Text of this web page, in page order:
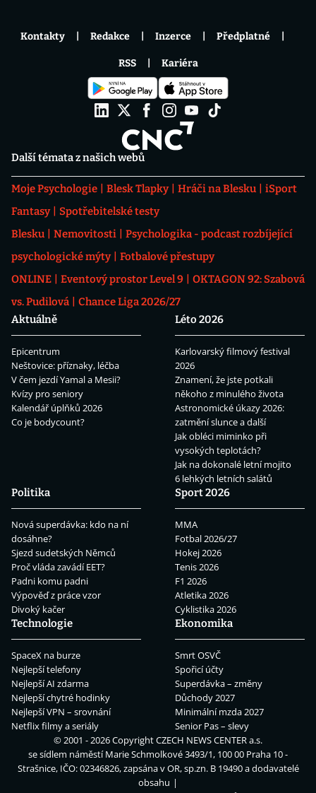
Další témata z našich webů
Moje Psychologie Blesk Tlapky Hráči na Blesku
iSport
Fantasy
Spotřebitelské testy
Blesku
Nemovitosti
Psychologika - podcast rozbíjející
psychologické mýty
Fotbalové přestupy
ONLINE
Eventový prostor Level 9
OKTAGON 92: Szabová
vs. Pudilová
Chance Liga 2026/27
Aktuálně
Epicentrum
Neštovice: příznaky, léčba
V čem jezdí Yamal a Mesii?
Kvízy pro seniory
Kalendář úplňků 2026
Co je bodycount?
Léto 2026
Karlovarský filmový festival
2026
Znamení, že jste potkali
někoho z minulého života
Astronomické úkazy 2026:
zatmění slunce a další
Jak obléci miminko při
vysokých teplotách?
Jak na dokonalé letní mojito
6 lehkých letních salátů
Politika
Nová superdávka: kdo na ní
dosáhne?
Sjezd sudetských Němců
Proč vláda zavádí EET?
Padni komu padni
Výpověď z práce vzor
Divoký kačer
Sport 2026
MMA
Fotbal 2026/27
Hokej 2026
Tenis 2026
F1 2026
Atletika 2026
Cyklistika 2026
Technologie
SpaceX na burze
Nejlepší telefony
Nejlepší AI zdarma
Nejlepší chytré hodinky
Nejlepší VPN – srovnání
Netflix filmy a seriály
Ekonomika
Smrt OSVČ
Spořicí účty
Superdávka – změny
Důchody 2027
Minimální mzda 2027
Senior Pas – slevy
Kontakty Redakce Inzerce Předplatné
RSS Kariéra
© 2001 - 2026 CopyrightCZECH NEWS CENTER a.s.
se sídlem náměstí Marie Schmolkové 3493/1, 100 00 Praha 10 -
Strašnice, IČO: 02346826, zapsána v OR, sp.zn. B 19490 a dodavatelé
obsahu